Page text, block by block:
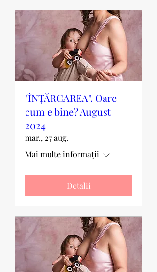
"ÎNȚĂRCAREA". Oare
cum e bine? August
2024
mar., 27 aug.
Mai multe informații
Detalii